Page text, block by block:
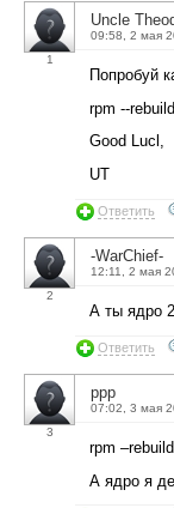
1
Uncle
09:58, 2 мая
Попробуй
rpm --
Good Lucl,
UT
Ответить
2
-WarChief-
12:11, 2 мая
А ты ядро
Ответить
3
ppp
07:02, 3 мая
rpm
А ядро я